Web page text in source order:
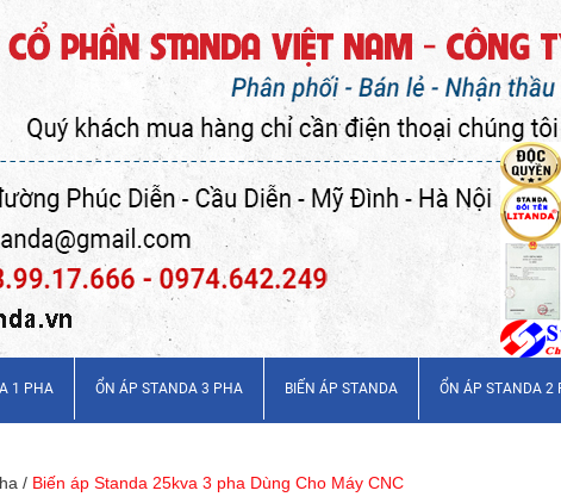
1 PHA ỔN ÁP STANDA 3 PHA BIẾN ÁP STANDA ỔN ÁP STANDA 2
/ Biến áp Standa 25kva 3 pha Dùng Cho Máy CNC